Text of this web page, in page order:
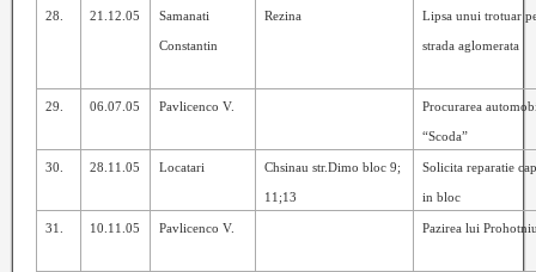
28. 21.12.05 Samanati
Constantin
Rezina Lipsa unui trotuar
strada aglomerata
29. 06.07.05 Pavlicenco V. Procurarea
“Scoda”
30. 28.11.05 Locatari Chsinau str.Dimo bloc 9;
11;13
Solicita reparatie
in bloc
31. 10.11.05 Pavlicenco V. Pazirea lui